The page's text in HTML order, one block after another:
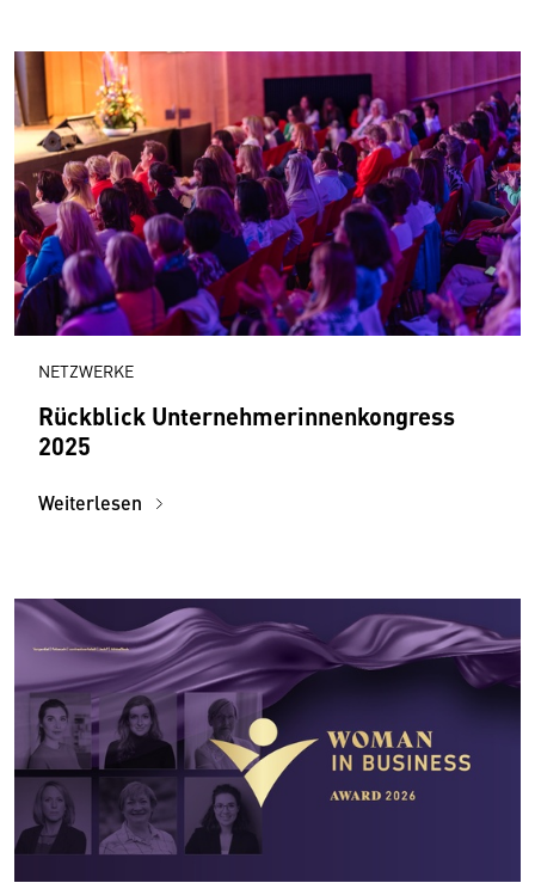
NETZWERKE
Rückblick Unternehmerinnenkongress
2025
Weiterlesen